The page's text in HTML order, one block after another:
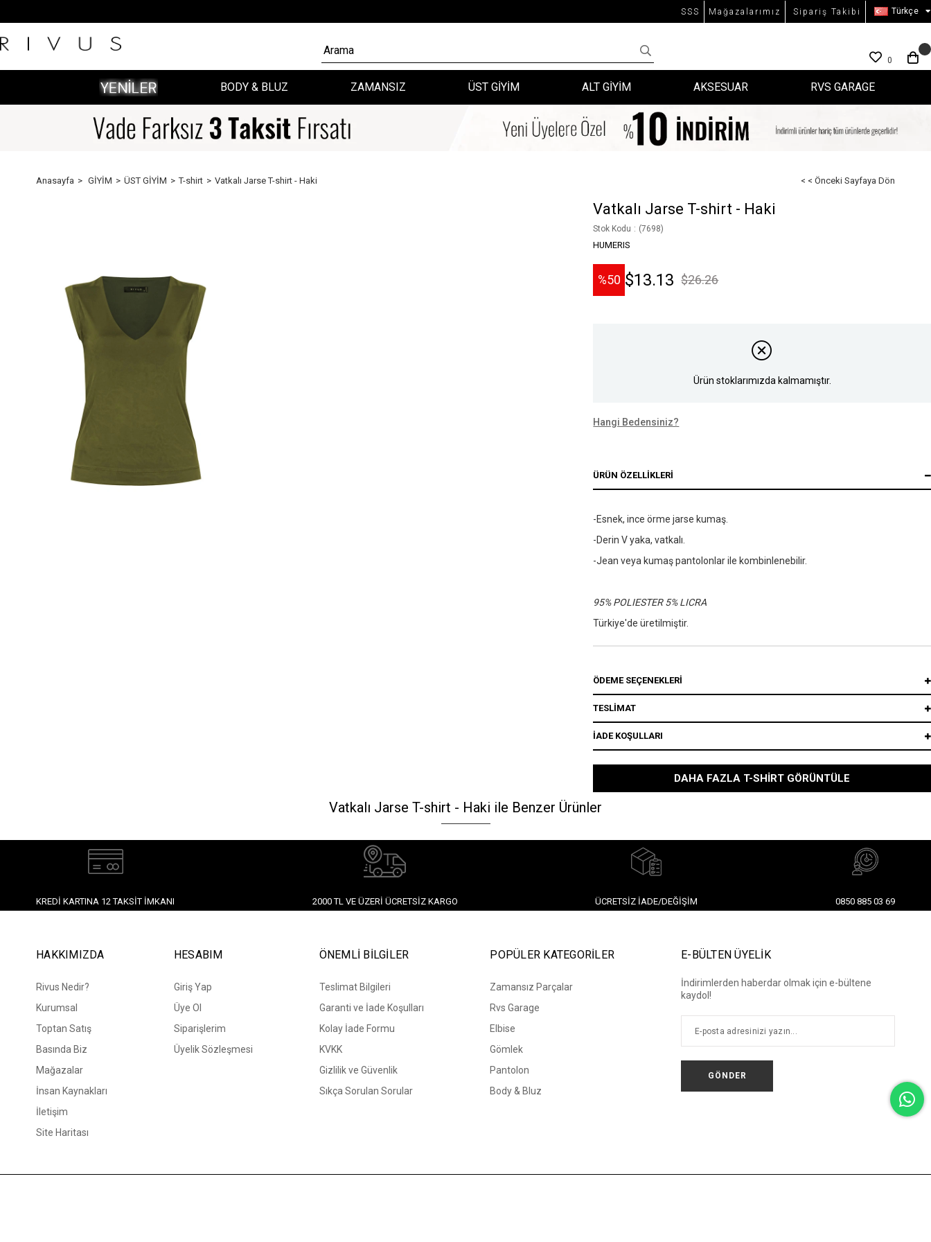
SSS Mağazalarımız Sipariş Takibi Türkçe
0
BODY & BLUZ ZAMANSIZ ÜST GİYİM ALT GİYİM AKSESUAR RVS GARAGE
Anasayfa GİYİM ÜST GİYİM T-shirt Vatkalı Jarse T-shirt - Haki < < Önceki Sayfaya Dön
Vatkalı Jarse T-shirt - Haki
Stok Kodu (7698)
HUMERIS
50 $26.26
$13.13
Ürün stoklarımızda kalmamıştır.
Hangi Bedensiniz?
ÜRÜN ÖZELLIKLERI
-Esnek, ince örme jarse kumaş.
-Derin V yaka, vatkalı.
-Jean veya kumaş pantolonlar ile kombinlenebilir.
95% POLIESTER 5% LICRA
Türkiye'de üretilmiştir.
ÖDEME SEÇENEKLERI
TESLİMAT
İADE KOŞULLARI
DAHA FAZLA T-SHIRT GÖRÜNTÜLE
Vatkalı Jarse T-shirt - Haki ile Benzer Ürünler
KREDI KARTINA 12 TAKSIT İMKANI 2000 TL VE ÜZERI ÜCRETSIZ KARGO ÜCRETSIZ İADE/DEĞIŞIM 0850 885 03 69
HAKKIMIZDA
Rivus Nedir?
Kurumsal
Toptan Satış
Basında Biz
Mağazalar
İnsan Kaynakları
İletişim
Site Haritası
HESABIM
Giriş Yap
Üye Ol
Siparişlerim
Üyelik Sözleşmesi
ÖNEMLİ BİLGİLER
Teslimat Bilgileri
Garanti ve İade Koşulları
Kolay İade Formu
KVKK
Gizlilik ve Güvenlik
Sıkça Sorulan Sorular
POPÜLER KATEGORİLER
Zamansız Parçalar
Rvs Garage
Elbise
Gömlek
Pantolon
Body & Bluz
E-BÜLTEN ÜYELİK
İndirimlerden haberdar olmak için e-bültene
kaydol!
GÖNDER